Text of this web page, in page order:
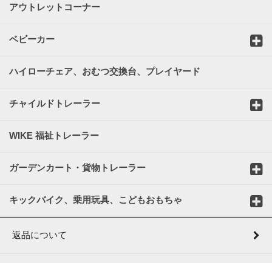
アウトレットコーナー
ベビーカー
ハイローチェア、おむつ交換台、プレイヤード
チャイルドトレーラー
WIKE 福祉トレーラー
ガーデンカート・貨物トレーラー
キックバイク、乗用玩具、こどもおもちゃ
返品について